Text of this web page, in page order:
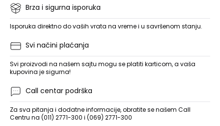
Brza i sigurna isporuka
Isporuka direktno do vaših vrata na vreme i u savršenom stanju.
Svi načini plaćanja
Svi proizvodi na našem sajtu mogu se platiti karticom, a vaša
kupovina je sigurna!
Call centar podrška
Za sva pitanja i dodatne informacije, obratite se našem Call
Centru na (011) 2771-300 i (069) 2771-300